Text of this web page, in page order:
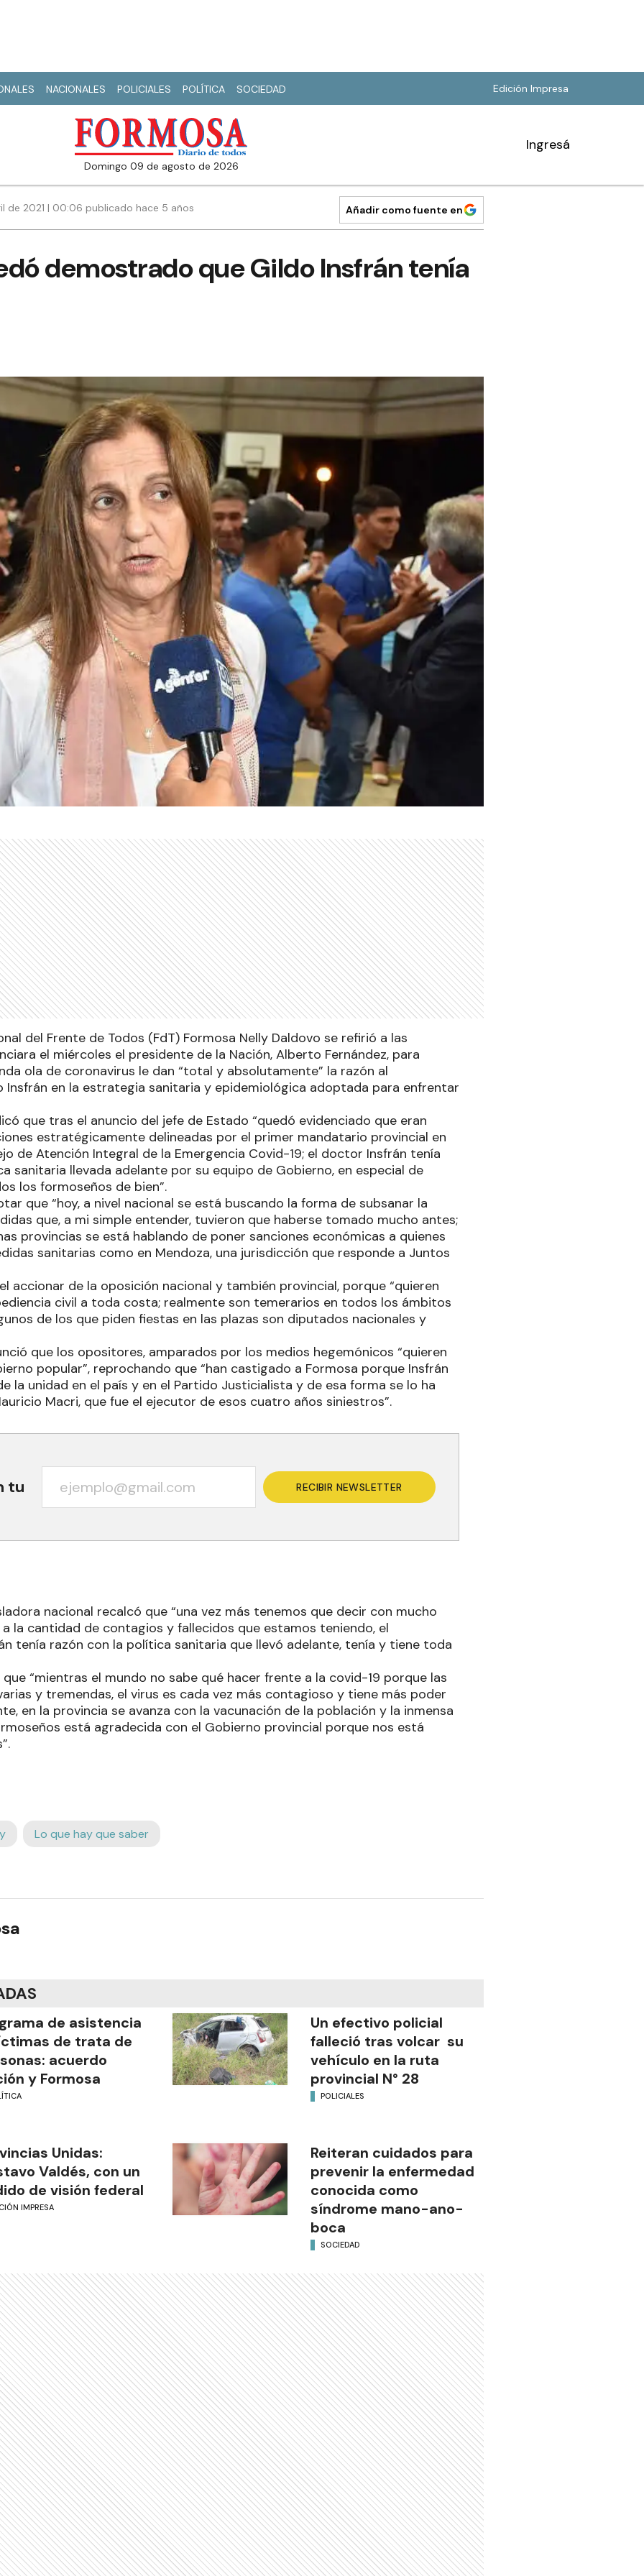
NACIONALES POLICIALES POLÍTICA SOCIEDAD Edición Impresa
domingo 09 de agosto de 2026
Ingresá
de 2021 | 00:06 publicado hace 5 años Añadir como fuente en
demostrado que Gildo Insfrán tenía
del Frente de Todos (FdT) Formosa Nelly Daldovo se refirió a las
el miércoles el presidente de la Nación, Alberto Fernández, para
ola de coronavirus le dan “total y absolutamente” la razón al
Insfrán en la estrategia sanitaria y epidemiológica adoptada para enfrentar
que tras el anuncio del jefe de Estado “quedó evidenciado que eran
estratégicamente delineadas por el primer mandatario provincial en
de Atención Integral de la Emergencia Covid-19; el doctor Insfrán tenía
sanitaria llevada adelante por su equipo de Gobierno, en especial de
los formoseños de bien”.
que “hoy, a nivel nacional se está buscando la forma de subsanar la
que, a mi simple entender, tuvieron que haberse tomado mucho antes;
provincias se está hablando de poner sanciones económicas a quienes
sanitarias como en Mendoza, una jurisdicción que responde a Juntos
accionar de la oposición nacional y también provincial, porque “quieren
civil a toda costa; realmente son temerarios en todos los ámbitos
de los que piden fiestas en las plazas son diputados nacionales y
que los opositores, amparados por los medios hegemónicos “quieren
popular”, reprochando que “han castigado a Formosa porque Insfrán
la unidad en el país y en el Partido Justicialista y de esa forma se lo ha
Macri, que fue el ejecutor de esos cuatro años siniestros”.
tu RECIBIR NEWSLETTER
nacional recalcó que “una vez más tenemos que decir con mucho
la cantidad de contagios y fallecidos que estamos teniendo, el
tenía razón con la política sanitaria que llevó adelante, tenía y tiene toda
que “mientras el mundo no sabe qué hacer frente a la covid-19 porque las
y tremendas, el virus es cada vez más contagioso y tiene más poder
en la provincia se avanza con la vacunación de la población y la inmensa
está agradecida con el Gobierno provincial porque nos está
Lo que hay que saber
de asistencia
de trata de
acuerdo
y Formosa
Un efectivo policial
falleció tras volcar su
vehículo en la ruta
provincial N° 28
POLICIALES
Unidas:
Valdés, con un
de visión federal
IMPRESA
Reiteran cuidados para
prevenir la enfermedad
conocida como
síndrome mano-ano-
boca
SOCIEDAD